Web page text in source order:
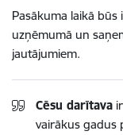
Pasākuma laikā
uzņēmumā un
jautājumiem.
Cēsu darītava
vairākus gadus